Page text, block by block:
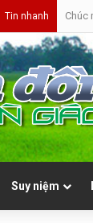
Tin nhanh Chúc
Suy niệm